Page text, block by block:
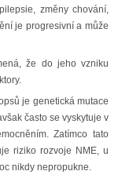
změny chování,
je progresivní a může
že do jeho vzniku
je genetická mutace
často se vyskytuje v
Zatímco tato
riziko rozvoje NME, u
nikdy nepropukne.